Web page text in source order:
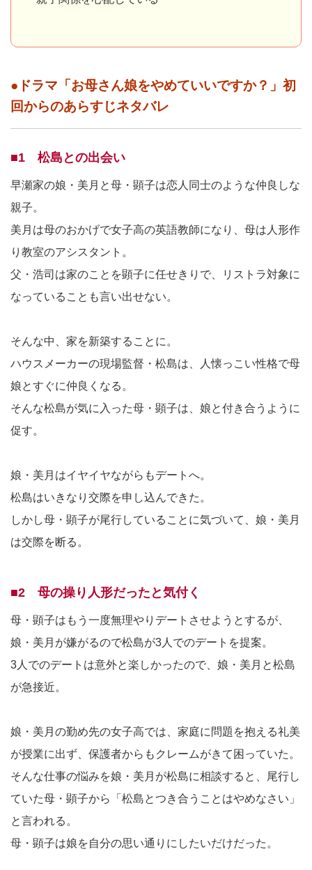
●ドラマ「お母さん娘をやめていいですか？」初
回からのあらすじネタバレ
■1 松島との出会い
早瀬家の娘・美月と母・顕子は恋人同士のような仲良しな
親子。
美月は母のおかげで女子高の英語教師になり、母は人形作
り教室のアシスタント。
父・浩司は家のことを顕子に任せきりで、リストラ対象に
なっていることも言い出せない。
そんな中、家を新築することに。
ハウスメーカーの現場監督・松島は、人懐っこい性格で母
娘とすぐに仲良くなる。
そんな松島が気に入った母・顕子は、娘と付き合うように
促す。
娘・美月はイヤイヤながらもデートへ。
松島はいきなり交際を申し込んできた。
しかし母・顕子が尾行していることに気づいて、娘・美月
は交際を断る。
■2 母の操り人形だったと気付く
母・顕子はもう一度無理やりデートさせようとするが、
娘・美月が嫌がるので松島が3人でのデートを提案。
3人でのデートは意外と楽しかったので、娘・美月と松島
が急接近。
娘・美月の勤め先の女子高では、家庭に問題を抱える礼美
が授業に出ず、保護者からもクレームがきて困っていた。
そんな仕事の悩みを娘・美月が松島に相談すると、尾行し
ていた母・顕子から「松島とつき合うことはやめなさい」
と言われる。
母・顕子は娘を自分の思い通りにしたいだけだった。